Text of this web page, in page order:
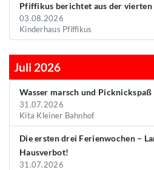
Pfiffikus berichtet aus der vierten
03.08.2026
Kinderhaus Pfiffikus
Juli 2026
Wasser marsch und Picknickspaß
31.07.2026
Kita Kleiner Bahnhof
Die ersten drei Ferienwochen –
Hausverbot!
31.07.2026